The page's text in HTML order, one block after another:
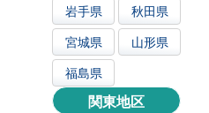
岩手県
秋田県
宮城県
山形県
福島県
関東地区